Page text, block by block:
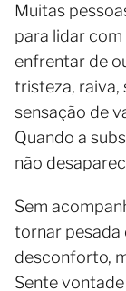
Muitas
para lidar
enfrentar de
tristeza, raiva,
sensação de
Quando a
não
Sem
tornar pesada
desconforto,
Sente